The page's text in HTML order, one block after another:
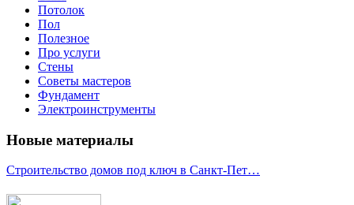
Потолок
Пол
Полезное
Про услуги
Стены
Советы мастеров
Фундамент
Электроинструменты
Новые материалы
Строительство домов под ключ в Санкт-Пет…